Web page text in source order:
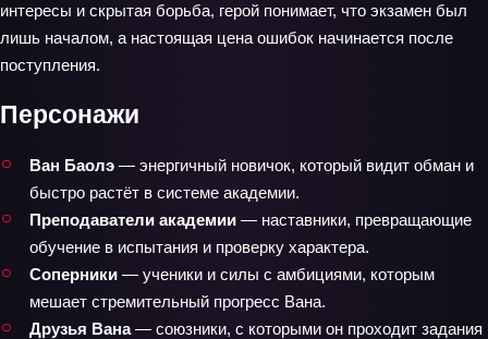
интересы и скрытая борьба, герой понимает, что экзамен был
лишь началом, а настоящая цена ошибок начинается после
поступления.
Персонажи
Ван Баолэ — энергичный новичок, который видит обман и
быстро растёт в системе академии.
Преподаватели академии — наставники, превращающие
обучение в испытания и проверку характера.
Соперники — ученики и силы с амбициями, которым
мешает стремительный прогресс Вана.
Друзья Вана— союзники, с которыми он проходит задания